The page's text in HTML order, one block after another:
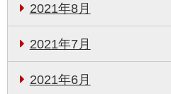
2021年8月
2021年7月
2021年6月